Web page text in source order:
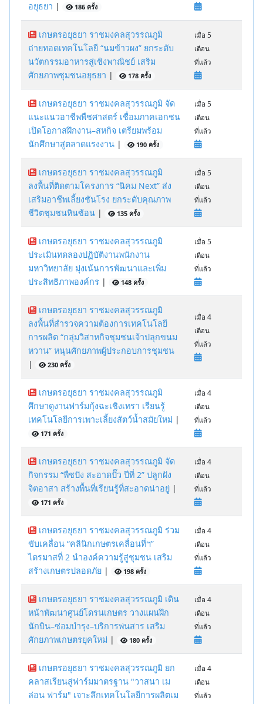
อยุธยา | 186 ครั้ง
เกษตรอยุธยา ราชมงคลสุวรรณภูมิ
ถ่ายทอดเทคโนโลยี “นมข้าวผง” ยกระดับ
นวัตกรรมอาหารสู่เชิงพาณิชย์ เสริม
ศักยภาพชุมชนอยุธยา | 178 ครั้ง
เมื่อ 5
เดือน
ที่แล้ว
เกษตรอยุธยา ราชมงคลสุวรรณภูมิ จัด
แนะแนวอาชีพพืชศาสตร์ เชื่อมภาคเอกชน
เปิดโอกาสฝึกงาน–สหกิจ เตรียมพร้อม
นักศึกษาสู่ตลาดแรงงาน | 190 ครั้ง
เมื่อ 5
เดือน
ที่แล้ว
เกษตรอยุธยา ราชมงคลสุวรรณภูมิ
ลงพื้นที่ติดตามโครงการ “นิคม Next” ส่ง
เสริมอาชีพเลี้ยงชันโรง ยกระดับคุณภาพ
ชีวิตชุมชนหินซ้อน | 135 ครั้ง
เมื่อ 5
เดือน
ที่แล้ว
เกษตรอยุธยา ราชมงคลสุวรรณภูมิ
ประเมินทดลองปฏิบัติงานพนักงาน
มหาวิทยาลัย มุ่งเน้นการพัฒนาและเพิ่ม
ประสิทธิภาพองค์กร | 148 ครั้ง
เมื่อ 5
เดือน
ที่แล้ว
เกษตรอยุธยา ราชมงคลสุวรรณภูมิ
ลงพื้นที่สำรวจความต้องการเทคโนโลยี
การผลิต “กลุ่มวิสาหกิจชุมชนเจ้าปลุกขนม
หวาน” หนุนศักยภาพผู้ประกอบการชุมชน
|
230 ครั้ง
เมื่อ 4
เดือน
ที่แล้ว
เกษตรอยุธยา ราชมงคลสุวรรณภูมิ
ศึกษาดูงานฟาร์มกุ้งฉะเชิงเทรา เรียนรู้
เทคโนโลยีการเพาะเลี้ยงสัตว์น้ำสมัยใหม่ |
171 ครั้ง
เมื่อ 4
เดือน
ที่แล้ว
เกษตรอยุธยา ราชมงคลสุวรรณภูมิ จัด
กิจกรรม “พืชปัง สะอาดปั๊ว ปีที่ 2” ปลูกฝัง
จิตอาสา สร้างพื้นที่เรียนรู้ที่สะอาดน่าอยู่ |
171 ครั้ง
เมื่อ 4
เดือน
ที่แล้ว
เกษตรอยุธยา ราชมงคลสุวรรณภูมิ ร่วม
ขับเคลื่อน “คลินิกเกษตรเคลื่อนที่ฯ”
ไตรมาสที่ 2 นำองค์ความรู้สู่ชุมชน เสริม
สร้างเกษตรปลอดภัย | 198 ครั้ง
เมื่อ 4
เดือน
ที่แล้ว
เกษตรอยุธยา ราชมงคลสุวรรณภูมิ เดิน
หน้าพัฒนาศูนย์โดรนเกษตร วางแผนฝึก
นักบิน–ซ่อมบำรุง–บริการพ่นสาร เสริม
ศักยภาพเกษตรยุคใหม่ | 180 ครั้ง
เมื่อ 4
เดือน
ที่แล้ว
เกษตรอยุธยา ราชมงคลสุวรรณภูมิ ยก
คลาสเรียนสู่ฟาร์มมาตรฐาน "วาสนา เม
ล่อน ฟาร์ม" เจาะลึกเทคโนโลยีการผลิตเม
เมื่อ 4
เดือน
ที่แล้ว